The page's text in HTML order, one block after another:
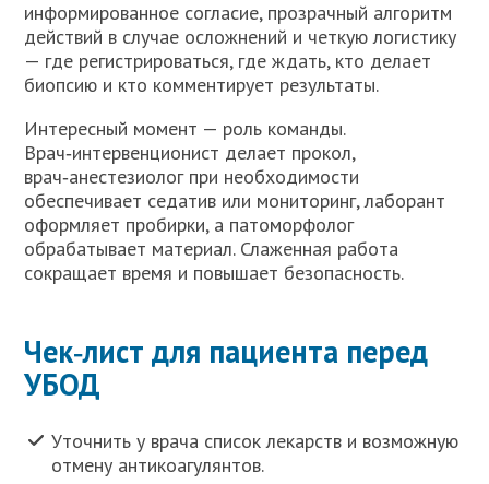
информированное согласие, прозрачный алгоритм
действий в случае осложнений и четкую логистику
— где регистрироваться, где ждать, кто делает
биопсию и кто комментирует результаты.
Интересный момент — роль команды.
Врач‑интервенционист делает прокол,
врач‑анестезиолог при необходимости
обеспечивает седатив или мониторинг, лаборант
оформляет пробирки, а патоморфолог
обрабатывает материал. Слаженная работа
сокращает время и повышает безопасность.
Чек‑лист для пациента перед
УБОД
Уточнить у врача список лекарств и возможную
отмену антикоагулянтов.